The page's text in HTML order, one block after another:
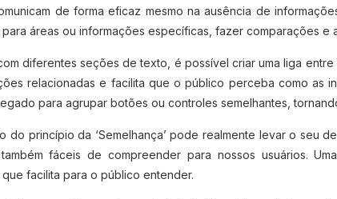
de forma eficaz mesmo na ausência de
áreas ou informações específicas, fazer comparações
diferentes seções de texto, é possível criar uma liga
relacionadas e facilita que o público perceba como as
para agrupar botões ou controles semelhantes,
do princípio da ‘Semelhança’ pode realmente levar o seu
fáceis de compreender para nossos usuários.
facilita para o público entender.